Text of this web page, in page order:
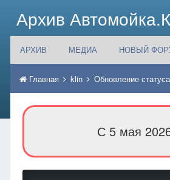
Архив
АРХИВ МЕДИА НОВЫЙ
Главная klin Обновление статуса
С 5 мая